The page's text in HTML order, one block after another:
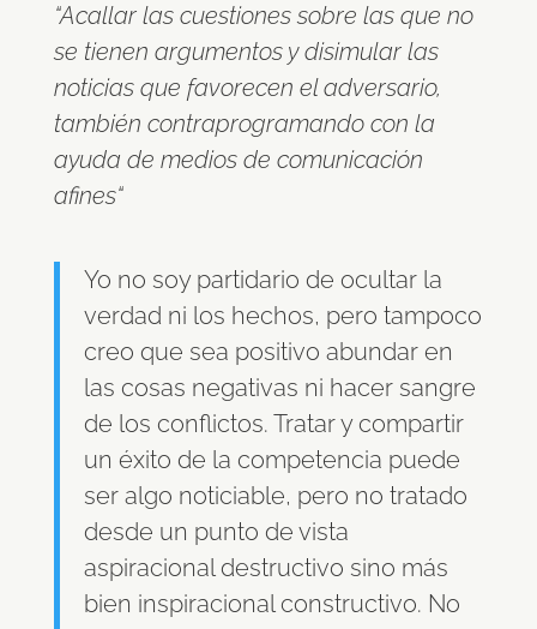
“Acallar las cuestiones sobre las que no
se tienen argumentos y disimular las
noticias que favorecen el adversario,
también contraprogramando con la
ayuda de medios de comunicación
afines“
Yo no soy partidario de ocultar la
verdad ni los hechos, pero tampoco
creo que sea positivo abundar en
las cosas negativas ni hacer sangre
de los conflictos. Tratar y compartir
un éxito de la competencia puede
ser algo noticiable, pero no tratado
desde un punto de vista
aspiracional destructivo sino más
bien inspiracional constructivo. No